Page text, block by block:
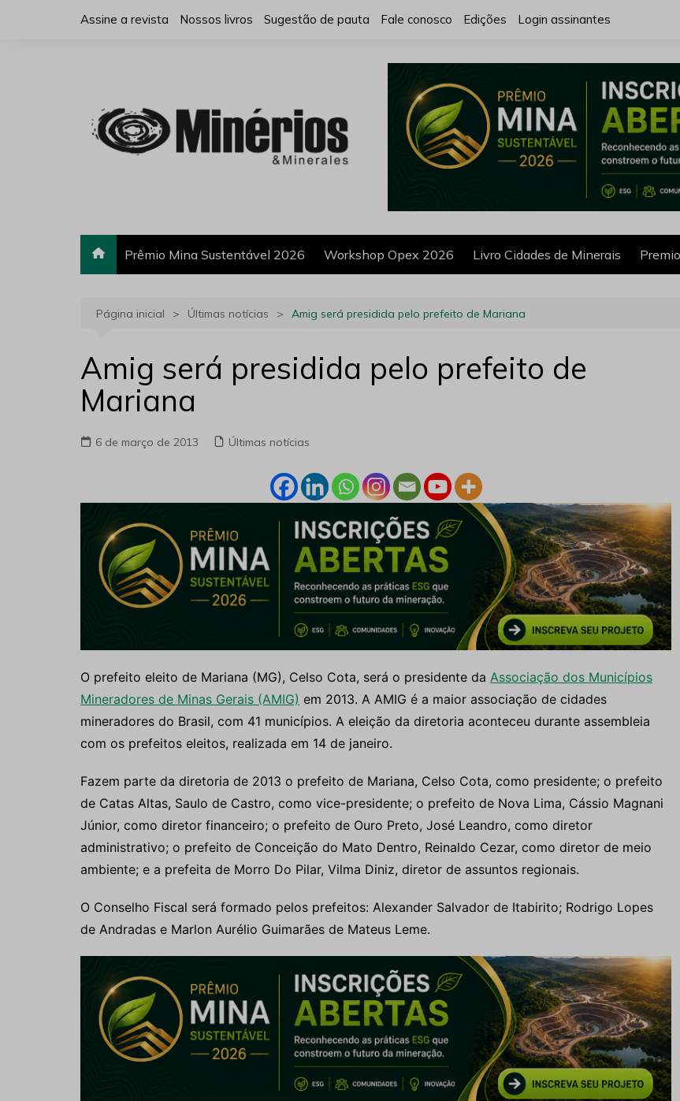
Assine a revista Nossos livros Sugestão de pauta Fale conosco Edições Login assinantes
Prêmio Mina Sustentável 2026 Workshop Opex 2026 Livro Cidades de Minerais
Página inicial Últimas notícias Amig será presidida pelo prefeito de Mariana
Amig será presidida pelo prefeito de
Mariana
6 de março de 2013 Últimas notícias
O prefeito eleito de Mariana (MG), Celso Cota, será o presidente da Associação dos Municípios
Mineradores de Minas Gerais (AMIG) em 2013. A AMIG é a maior associação de cidades
mineradores do Brasil, com 41 municípios. A eleição da diretoria aconteceu durante assembleia
com os prefeitos eleitos, realizada em 14 de janeiro.
Fazem parte da diretoria de 2013 o prefeito de Mariana, Celso Cota, como presidente; o prefeito
de Catas Altas, Saulo de Castro, como vice-presidente; o prefeito de Nova Lima, Cássio Magnani
Júnior, como diretor financeiro; o prefeito de Ouro Preto, José Leandro, como diretor
administrativo; o prefeito de Conceição do Mato Dentro, Reinaldo Cezar, como diretor de meio
ambiente; e a prefeita de Morro Do Pilar, Vilma Diniz, diretor de assuntos regionais.
O Conselho Fiscal será formado pelos prefeitos: Alexander Salvador de Itabirito; Rodrigo Lopes
de Andradas e Marlon Aurélio Guimarães de Mateus Leme.